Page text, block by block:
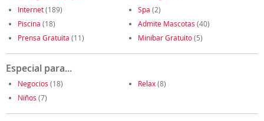
Internet(189) Spa (2)
Piscina (18) Admite Mascotas (40)
Prensa Gratuita (11) Minibar Gratuito(5)
Especial para...
Negocios (18) Relax(8)
Niños (7)